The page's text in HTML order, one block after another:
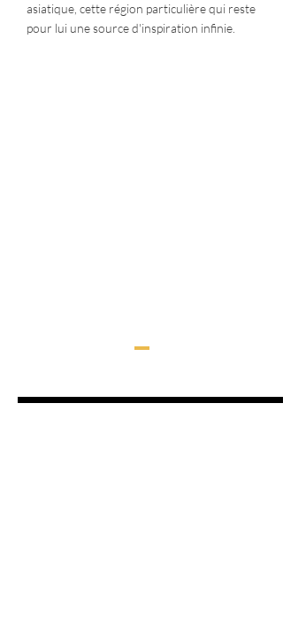
asiatique, cette région particulière qui reste
pour lui une source d'inspiration infinie.
-